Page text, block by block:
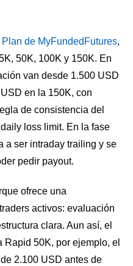
Plan de MyFundedFutures,
50K, 100K y 150K. En
van desde 1.500 USD
en la 150K, con
de consistencia del
loss limit. En la fase
a ser intraday trailing y se
pedir payout.
ofrece una
activos: evaluación
clara. Aun así, el
Rapid 50K, por ejemplo, el
2.100 USD antes de